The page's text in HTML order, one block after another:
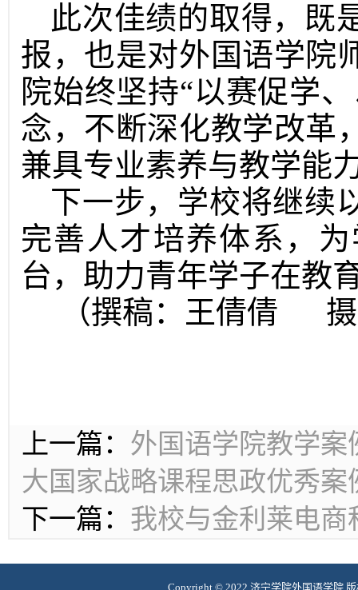
此次佳绩的取得，既
报，也是对外国语学院
院始终坚持“以赛促学
念，不断深化教学改革
兼具专业素养与教学能
下一步，学校将继续
完善人才培养体系，
台，助力青年学子在教
（撰稿：王倩倩
上一篇： 外国语学院教学案
大国家战略课程思政优秀案
下一篇： 我校与金利莱电
Copyright © 2022济宁学院外国语学院